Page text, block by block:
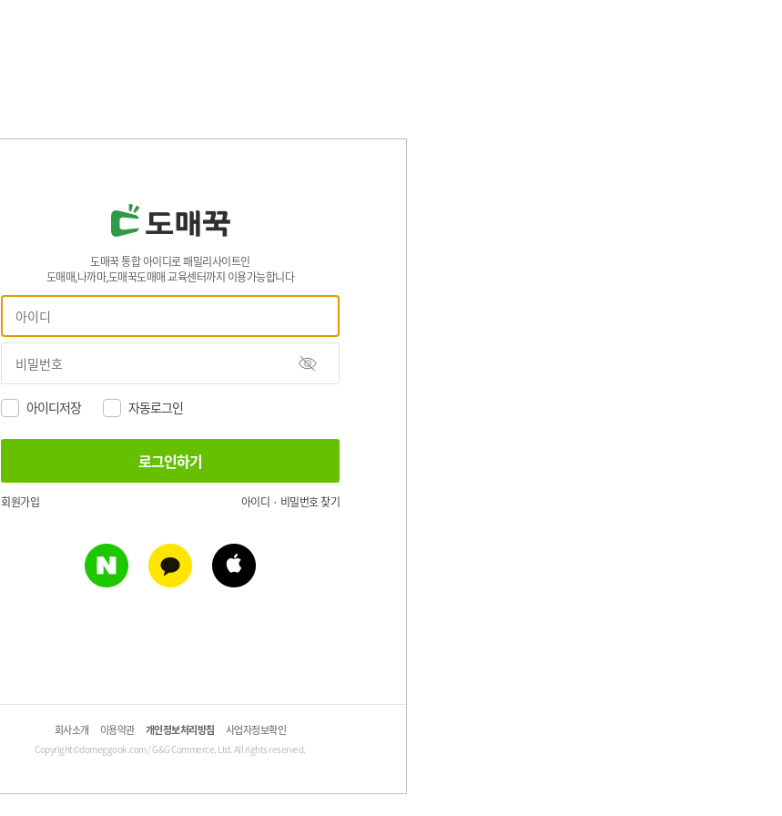
도매꾹 통합 아이디로 패밀리사이트인
도매매,나까마,도매꾹도매매 교육센터까지 이용가능합니다
아이디저장 자동로그인
회원가입 아이디 · 비밀번호 찾기
회사소개 이용약관 개인정보처리방침 사업자정보확인
Copyright©domeggook.com / G&G Commerce, Ltd. All rights reserved.